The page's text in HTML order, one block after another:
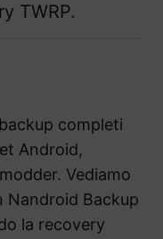
TWRP.
completi
Android,
Vediamo
Nandroid Backup
la recovery